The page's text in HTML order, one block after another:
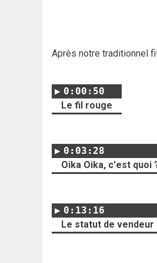
Après notre traditionnel
0:00:50
Le fil rouge
0:03:28
Oika Oika, c'est quoi
0:13:16
Le statut de vendeur